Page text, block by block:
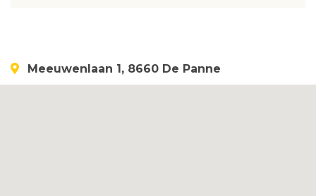
Meeuwenlaan 1, 8660 De Panne